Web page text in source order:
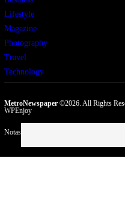
Lifestyle
Magazine
Photography
Travel
Technology
MetroNewspaper©2026. All Rights
WPEnjoy
Notas